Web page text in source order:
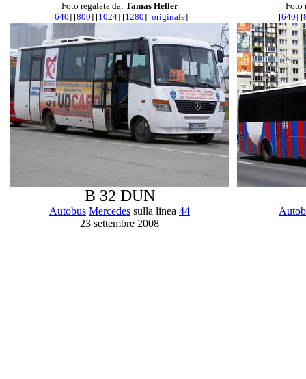
Foto regalata da: Tamas Heller
[640] [800] [1024] [1280] [originale]
B 32 DUN
Autobus Mercedes sulla linea 44
23 settembre 2008
Foto
[640] [